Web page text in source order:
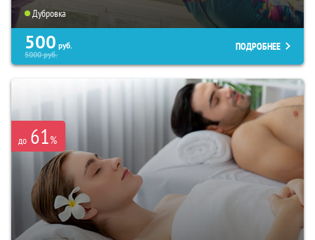
Дубровка
500 руб.
5000руб.
ПОДРОБНЕЕ
до 61%